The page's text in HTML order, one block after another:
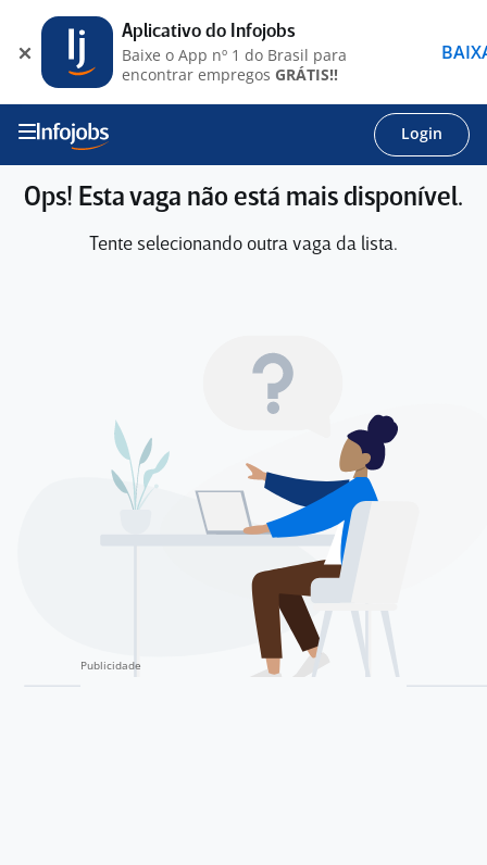
Login
Ops! Esta vaga não está mais disponível.
Tente selecionando outra vaga da lista.
Aplicativo do Infojobs
Baixe o App nº 1 do Brasil para
encontrar empregos GRÁTIS!!